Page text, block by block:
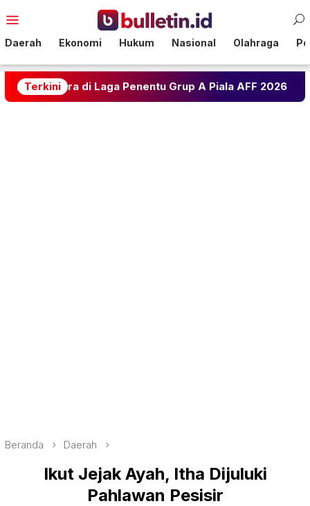
ke
Mobile
Daerah Ekonomi Hukum Nasional Olahraga
Terkini
Laga Penentu Grup A Piala AFF 2026 Ramalan
Beranda Daerah
Ikut Jejak Ayah, Itha Dijuluki
Pahlawan Pesisir